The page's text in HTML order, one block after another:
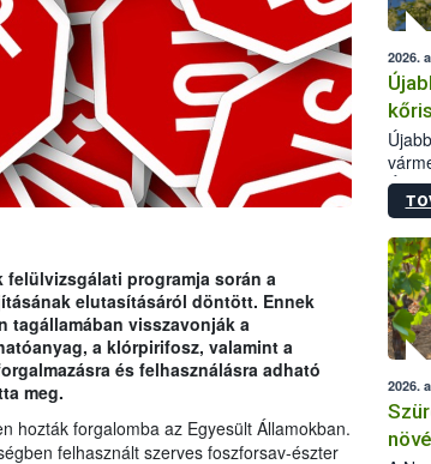
programja során a
elutasításáról döntött. Ennek
tagállamában visszavonják a
a klórpirifosz, valamint a
és felhasználásra adható
meg.
hozták forgalomba az Egyesült Államokban.
felhasznált szerves foszforsav-észter
2026.
2026.